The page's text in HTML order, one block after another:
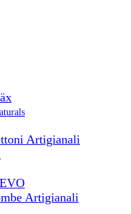
Artigianali
Artigianali